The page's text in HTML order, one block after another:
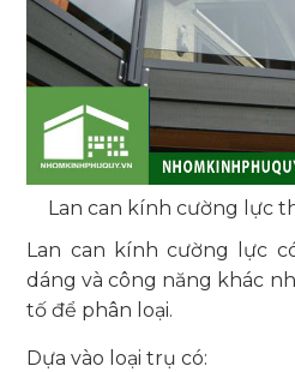
Lan can kính cường lực
Lan can kính cường lực
dáng và công năng khác
tố để phân loại.
Dựa vào loại trụ có: